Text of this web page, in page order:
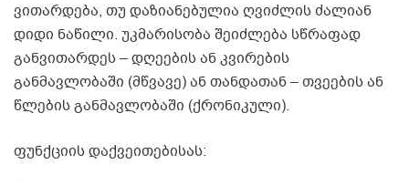
ვითარდება, თუ დაზიანებულია ღვიძლის ძალიან
დიდი ნაწილი. უკმარისობა შეიძლება სწრაფად
განვითარდეს – დღეების ან კვირების
განმავლობაში (მწვავე) ან თანდათან – თვეების ან
წლების განმავლობაში (ქრონიკული).
ფუნქციის დაქვეითებისას: